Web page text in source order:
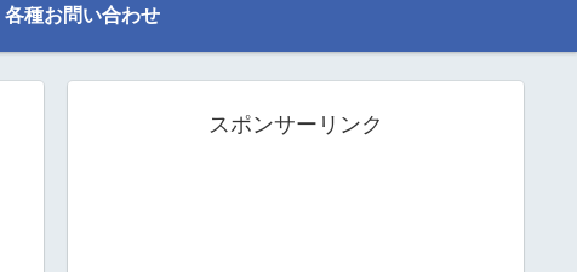
各種お問い合わせ
スポンサーリンク